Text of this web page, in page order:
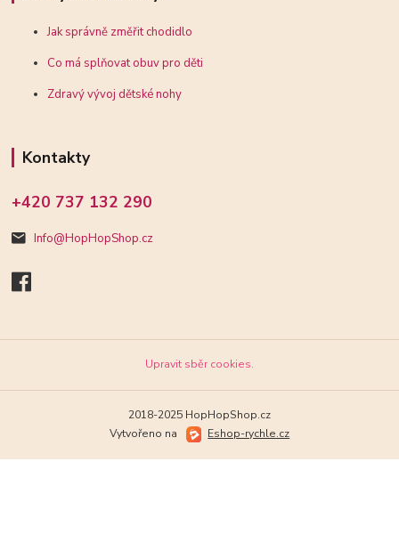
Jak správně změřit chodidlo
Co má splňovat obuv pro děti
Zdravý vývoj dětské nohy
Kontakty
+420 737 132 290
Info@HopHopShop.cz
Upravit sběr cookies.
2018-2025 HopHopShop.cz
Vytvořeno na
Eshop-rychle.cz